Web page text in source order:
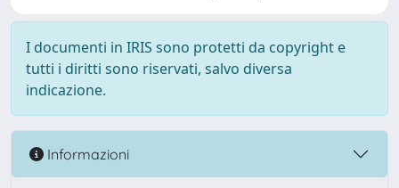
I documenti in IRIS sono protetti da copyright e
tutti i diritti sono riservati, salvo diversa
indicazione.
Informazioni